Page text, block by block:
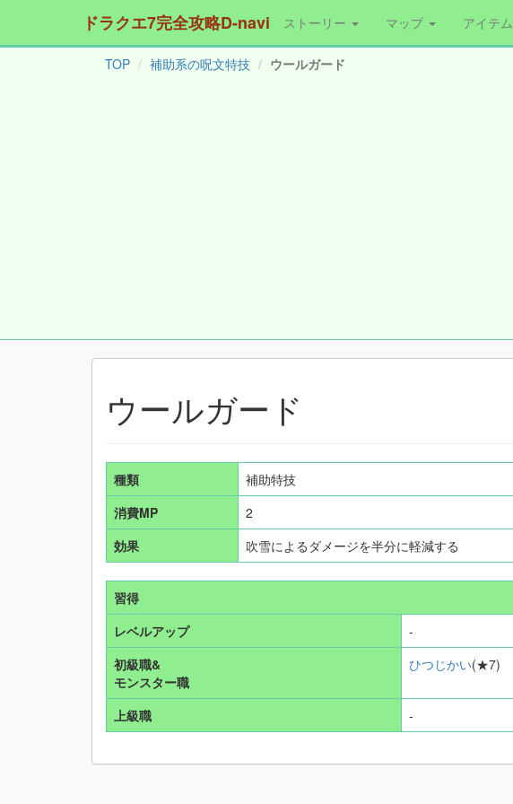
ドラクエ7完全攻略D-navi ストーリー マップ アイテム
TOP 補助系の呪文特技 ウールガード
ウールガード
種類
補助特技
消費MP
2
効果
吹雪によるダメージを半分に軽減する
習得
レベルアップ
-
初級職&
モンスター職
ひつじかい(★7)
上級職 -